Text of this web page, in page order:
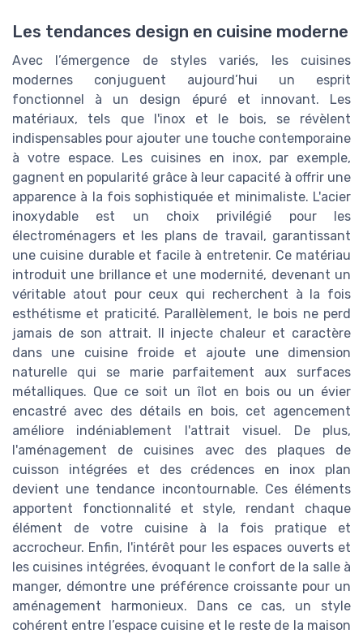
Les tendances design en cuisine moderne
Avec l’émergence de styles variés, les cuisines
modernes conjuguent aujourd’hui un esprit
fonctionnel à un design épuré et innovant. Les
matériaux, tels que l'inox et le bois, se révèlent
indispensables pour ajouter une touche contemporaine
à votre espace. Les cuisines en inox, par exemple,
gagnent en popularité grâce à leur capacité à offrir une
apparence à la fois sophistiquée et minimaliste. L'acier
inoxydable est un choix privilégié pour les
électroménagers et les plans de travail, garantissant
une cuisine durable et facile à entretenir. Ce matériau
introduit une brillance et une modernité, devenant un
véritable atout pour ceux qui recherchent à la fois
esthétisme et praticité. Parallèlement, le bois ne perd
jamais de son attrait. Il injecte chaleur et caractère
dans une cuisine froide et ajoute une dimension
naturelle qui se marie parfaitement aux surfaces
métalliques. Que ce soit un îlot en bois ou un évier
encastré avec des détails en bois, cet agencement
améliore indéniablement l'attrait visuel. De plus,
l'aménagement de cuisines avec des plaques de
cuisson intégrées et des crédences en inox plan
devient une tendance incontournable. Ces éléments
apportent fonctionnalité et style, rendant chaque
élément de votre cuisine à la fois pratique et
accrocheur. Enfin, l'intérêt pour les espaces ouverts et
les cuisines intégrées, évoquant le confort de la salle à
manger, démontre une préférence croissante pour un
aménagement harmonieux. Dans ce cas, un style
cohérent entre l’espace cuisine et le reste de la maison